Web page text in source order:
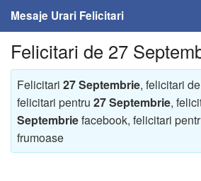
Mesaje Urari Felicitari
Home
Mesaje
Felicitari
Felicitari cu nume
Felicitari de 27
Felicitari 27 Septembrie, felicitari de
felicitari pentru 27 Septembrie,
Septembriefacebook, felicitari
frumoase